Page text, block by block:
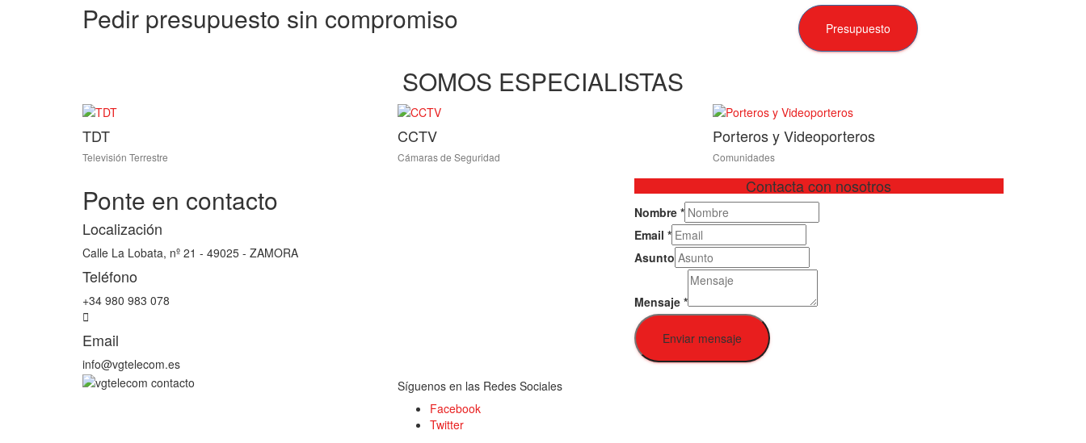
Pedir presupuesto sin compromiso Presupuesto
SOMOS ESPECIALISTAS
TDT
Televisión Terrestre
CCTV
Cámaras de Seguridad
Porteros y Videoporteros
Comunidades
Ponte en contacto
Localización
Calle La Lobata, nº 21 - 49025 - ZAMORA
Teléfono
+34 980 983 078
Email
info@vgtelecom.es
Contacta con nosotros
Nombre *
Email *
Asunto
Mensaje *
Enviar mensaje
Síguenos en las Redes Sociales
Facebook
Twitter